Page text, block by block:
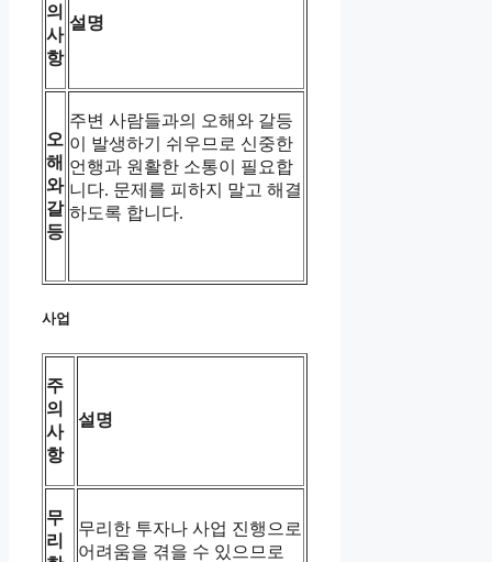
의
사
항
설명
오
해
와
갈
등
주변 사람들과의 오해와 갈등
이 발생하기 쉬우므로 신중한
언행과 원활한 소통이 필요합
니다. 문제를 피하지 말고 해결
하도록 합니다.
사업
주
의
사
항
설명
무
리
무리한 투자나 사업 진행으로
어려움을 겪을 수 있으므로